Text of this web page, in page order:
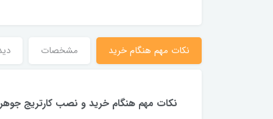
نکات مهم هنگام خرید مشخصات
نکات مهم هنگام خرید و نصب کارتریج